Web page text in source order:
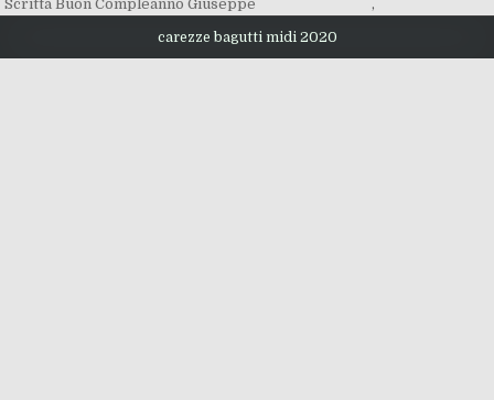
Scritta Buon Compleanno Giuseppe ,
carezze bagutti midi 2020